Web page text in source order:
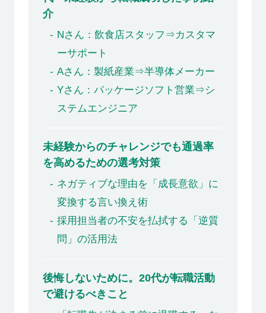
介
Nさん：飲食店スタッフ⇒カスタマ
ーサポート
Aさん：製紙産業⇒半導体メーカー
Yさん：パッケージソフト営業⇒シ
ステムエンジニア
未経験からのチャレンジでも通過率
を高めるための選考対策
ネガティブな理由を「成長意欲」に
変換する言い換え術
採用担当者の不安を払拭する「逆質
問」の活用法
後悔しないために。20代が転職活動
で避けるべきこと